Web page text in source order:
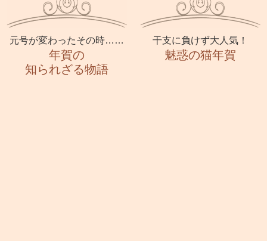
元号が変わったその時……
年賀の
知られざる物語
干支に負けず大人気！
魅惑の猫年賀